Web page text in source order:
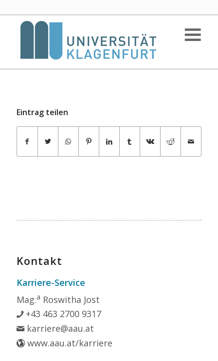
Eintrag teilen
Kontakt
Karriere-Service
Mag.a Roswitha Jost
+43 463 2700 9317
karriere@aau.at
www.aau.at/karriere